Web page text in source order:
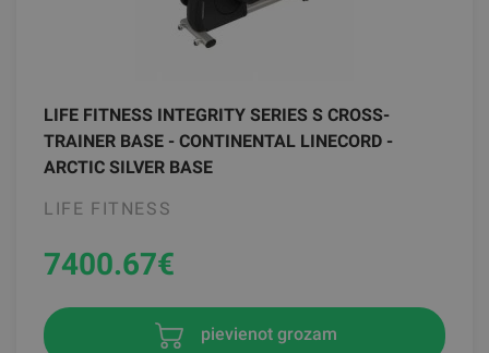
LIFE FITNESS INTEGRITY SERIES S CROSS-
TRAINER BASE - CONTINENTAL LINECORD -
ARCTIC SILVER BASE
LIFE FITNESS
7400.67€
pievienot grozam